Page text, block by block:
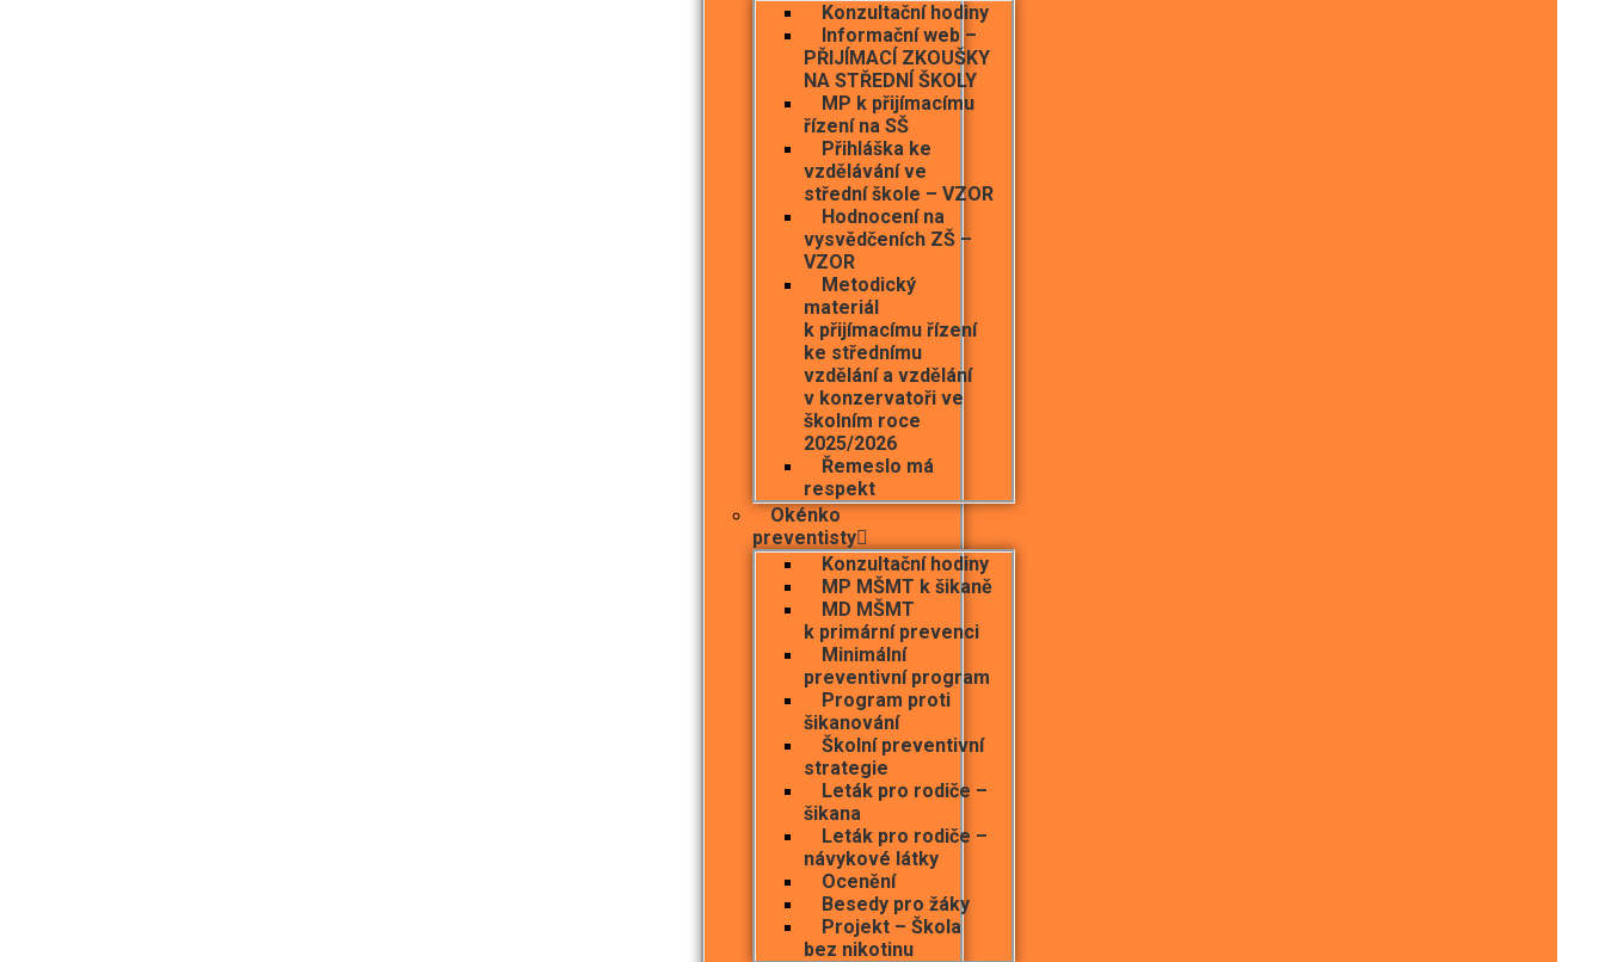
Konzultační hodiny
Informační web –
PŘIJÍMACÍ ZKOUŠKY
NA STŘEDNÍ ŠKOLY
MP k přijímacímu
řízení na SŠ
Přihláška ke
vzdělávání ve
střední škole – VZOR
Hodnocení na
vysvědčeních ZŠ –
VZOR
Metodický
materiál
k přijímacímu řízení
ke střednímu
vzdělání a vzdělání
v konzervatoři ve
školním roce
2025/2026
Řemeslo má
respekt
Okénko
preventisty
Konzultační hodiny
MP MŠMT k šikaně
MD MŠMT
k primární prevenci
Minimální
preventivní program
Program proti
šikanování
Školní preventivní
strategie
Leták pro rodiče –
šikana
Leták pro rodiče –
návykové látky
Ocenění
Besedy pro žáky
Projekt – Škola
bez nikotinu